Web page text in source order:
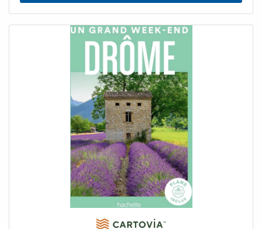
environs proches.• Des expériences uniques, 100 % locales
: la fête de la mirabelle en été, le marché de Noël, le tour
de la ville à vélo ou sa traversée en kayak, les fontaines
dansantes qui illuminent les nuits estivales… • Notre
sélection de restos pour tous les goûts, d’adresses sur le
pouce pour faire une pause, de bars à vins et de clubs
lounge : 100 enseignes pour s'immerger dans l'ambiance
d’une ville aux multiples facettes. • Les coups de cœur et
les tops de notre autrice, découvreuse passionnée de ce
carrefour de l’Europe : les bars les plus sympas pour un
apéro, les plus belles adresses de restos au bord de l’eau,
un top gourmand sucré comme salé ! • Un plan pour
chaque visite, avec toutes les adresses localisées.